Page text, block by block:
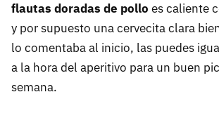
flautas doradas de pollo es caliente
y por supuesto una cervecita clara
lo comentaba al inicio, las puedes
a la hora del aperitivo para un buen
semana.